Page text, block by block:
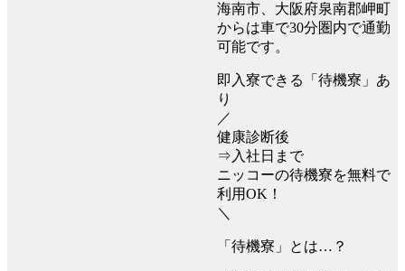
海南市、大阪府泉南郡岬町
からは車で30分圏内で通勤
可能です。
即入寮できる「待機寮」あ
り
／
健康診断後
⇒入社日まで
ニッコーの待機寮を無料で
利用OK！
＼
「待機寮」とは…？